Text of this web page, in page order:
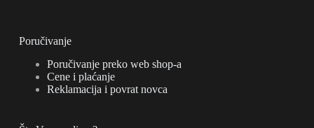
Poručivanje
Poručivanje preko web shop-a
Cene i plaćanje
Reklamacija i povrat novca